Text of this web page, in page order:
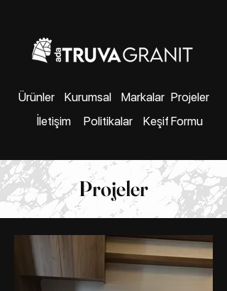
Ürünler Kurumsal Markalar Projeler
İletişim
Politikalar Keşif Formu
Projeler